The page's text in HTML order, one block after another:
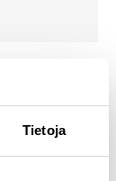
Tietoja